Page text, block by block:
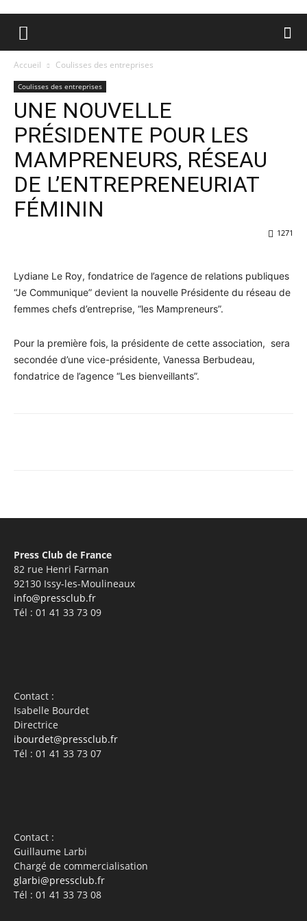
Accueil Coulisses des entreprises
Coulisses des entreprises
UNE NOUVELLE
PRÉSIDENTE POUR LES
MAMPRENEURS, RÉSEAU
DE L’ENTREPRENEURIAT
FÉMININ
1271
Lydiane Le Roy, fondatrice de l’agence de relations publiques
“Je Communique” devient la nouvelle Présidente du réseau de
femmes chefs d’entreprise, “les Mampreneurs”.
Pour la première fois, la présidente de cette association, sera
secondée d’une vice-présidente, Vanessa Berbudeau,
fondatrice de l’agence “Les bienveillants”.
Press Club de France
82 rue Henri Farman
92130 Issy-les-Moulineaux
info@pressclub.fr
Tél : 01 41 33 73 09
Contact :
Isabelle Bourdet
Directrice
ibourdet@pressclub.fr
Tél : 01 41 33 73 07
Contact :
Guillaume Larbi
Chargé de commercialisation
glarbi@pressclub.fr
Tél : 01 41 33 73 08